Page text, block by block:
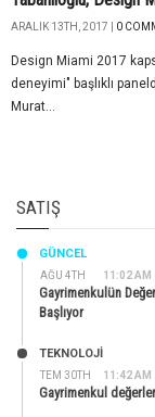
ARALIK 13TH, 2017 | 0
Design Miami 2017
deneyimi" başlıklı
Murat...
SATIŞ
AĞU 4TH 11:02 AM
GÜNCEL
Gayrimenkulün
Başlıyor
TEM 30TH 11:42 AM
TEKNOLOJİ
Gayrimenkul